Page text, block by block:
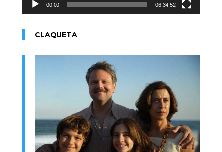
00:00 06:34:52
CLAQUETA